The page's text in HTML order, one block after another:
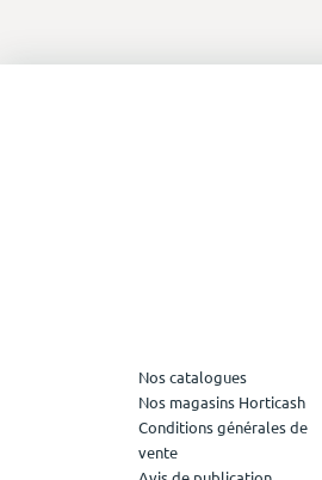
Nos catalogues
Nos magasins Horticash
Conditions générales de
vente